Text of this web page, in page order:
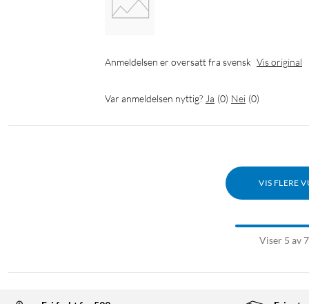
Anmeldelsen er oversatt fra svensk Vis original
Var anmeldelsen nyttig? Ja (0) Nei (0)
VIS FLERE
Viser 5 av